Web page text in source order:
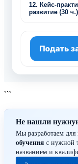
12. Кейс-
развитие (30 ч.)
Подать
```
Не нашли
Мы разработаем для
обучения с нужной
названием и